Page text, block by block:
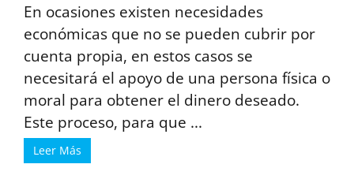
En ocasiones existen necesidades
económicas que no se pueden cubrir por
cuenta propia, en estos casos se
necesitará el apoyo de una persona física o
moral para obtener el dinero deseado.
Este proceso, para que ...
Leer Más